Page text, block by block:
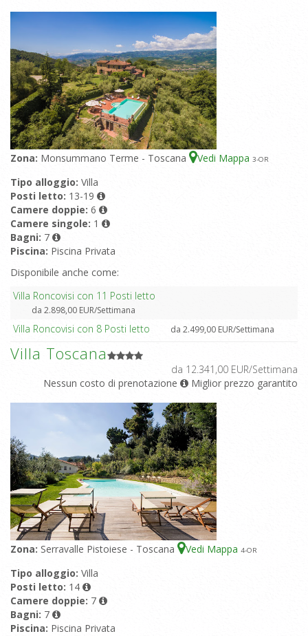
Zona: Monsummano Terme - Toscana Vedi Mappa 3-OR
Tipo alloggio: Villa
Posti letto: 13-19
Camere doppie: 6
Camere singole: 1
Bagni: 7
Piscina: Piscina Privata
Disponibile anche come:
Villa Roncovisi con 11 Posti letto
da 2.898,00 EUR/Settimana
Villa Roncovisi con 8 Posti letto da 2.499,00 EUR/Settimana
Villa Toscana
da 12.341,00 EUR/Settimana
Nessun costo di prenotazione
Miglior prezzo garantito
Zona: Serravalle Pistoiese - Toscana Vedi Mappa 4-OR
Tipo alloggio: Villa
Posti letto: 14
Camere doppie: 7
Bagni: 7
Piscina: Piscina Privata